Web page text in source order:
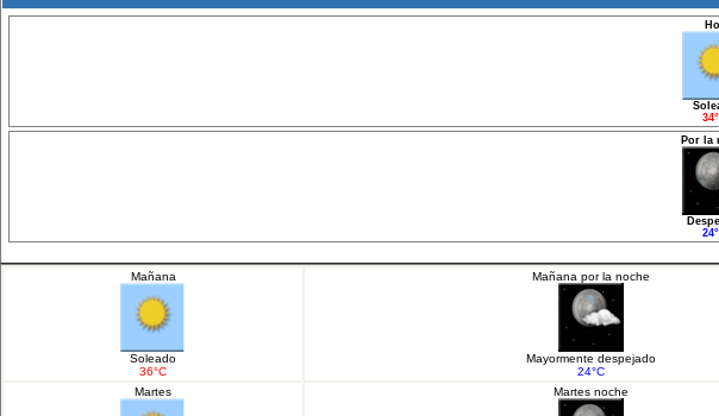
Por la
Mañana
Soleado
36°C
Mañana por la noche
Mayormente despejado
24°C
Martes
Martes noche